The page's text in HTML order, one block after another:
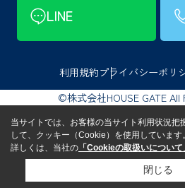
LINE
利用規約プライバシーポリ
©株式会社HOUSE GATE All
当サイトでは、お客様の当サイト利用状況把
して、クッキー（Cookie）を使用しています。
詳しくは、当社の 「Cookieの取扱いについて
閉じる